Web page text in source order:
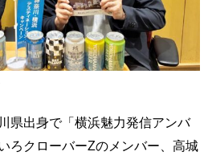
県出身で「横浜魅力発信アンバ
ろクローバーZのメンバー、高城